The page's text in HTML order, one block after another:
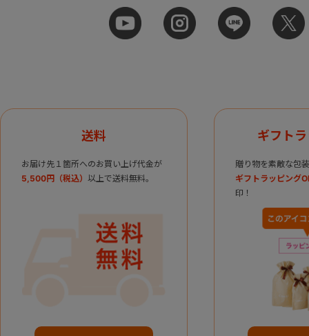
送料
お届け先１箇所へのお買い上げ代金が
5,500円（税込） 以上で送料無料。
ギフト
贈り物を素敵な包
ギフトラッピング
印！